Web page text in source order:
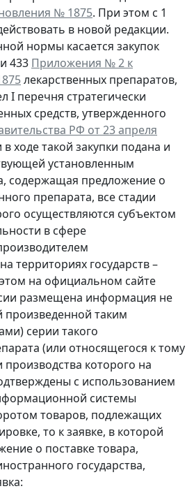
№ 1875. При этом с 1
в новой редакции.
нормы касается закупок
433 Приложения № 2 к
лекарственных препаратов,
I перечня стратегически
средств, утвержденного
РФ от 23 апреля
в ходе такой закупки подана и
установленным
содержащая предложение о
препарата, все стадии
осуществляются субъектом
в сфере
территориях государств –
на официальном сайте
размещена информация не
таким
серии такого
(или относящегося к тому
которого на
с использованием
системы
товаров, подлежащих
то к заявке, в которой
о поставке товара,
государства,